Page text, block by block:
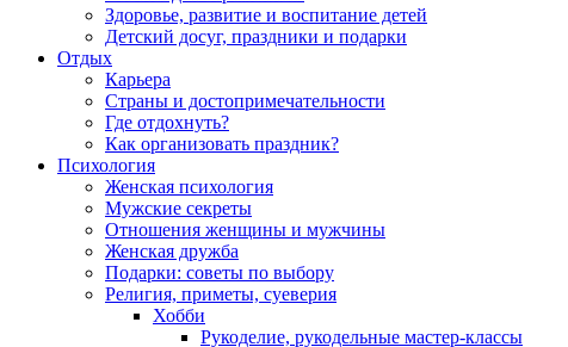
Здоровье, развитие и воспитание детей
Детский досуг, праздники и подарки
Отдых
Карьера
Страны и достопримечательности
Где отдохнуть?
Как организовать праздник?
Психология
Женская психология
Мужские секреты
Отношения женщины и мужчины
Женская дружба
Подарки: советы по выбору
Религия, приметы, суеверия
Хобби
Рукоделие, рукодельные мастер-классы